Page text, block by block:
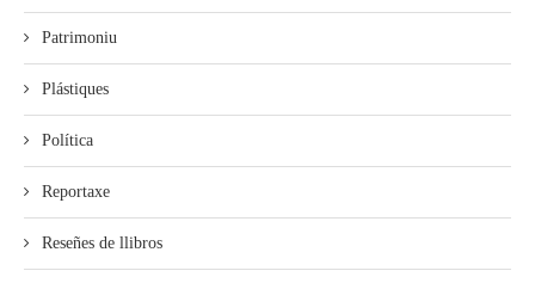
Patrimoniu
Plástiques
Política
Reportaxe
Reseñes de llibros